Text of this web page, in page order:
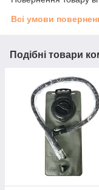
Всі умови
Подібні товари